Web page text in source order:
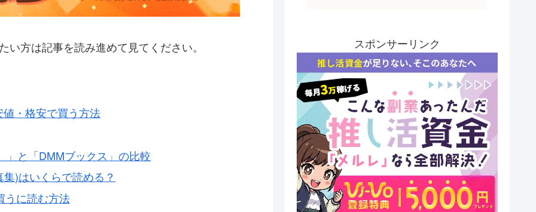
方は記事を読み進めて見てください。
・格安で買う方法
」と「DMMブックス」の比較
)はいくらで読める？
うに読む方法
スポンサーリンク